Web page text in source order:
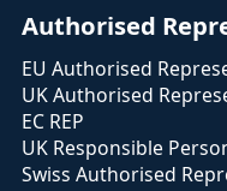
Authorised
EU Authorised
UK Authorised
EC REP
UK Responsible
Swiss Authorised